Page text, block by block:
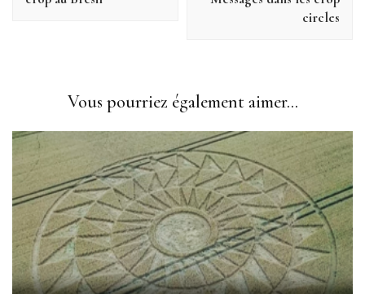
circles
Vous pourriez également aimer...